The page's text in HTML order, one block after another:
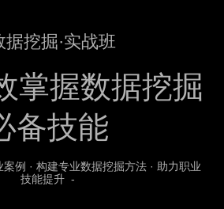
据挖掘·实战班
掌握数据挖掘
备技能
例 · 构建专业数据挖掘方法 · 助力职业
技能提升 -